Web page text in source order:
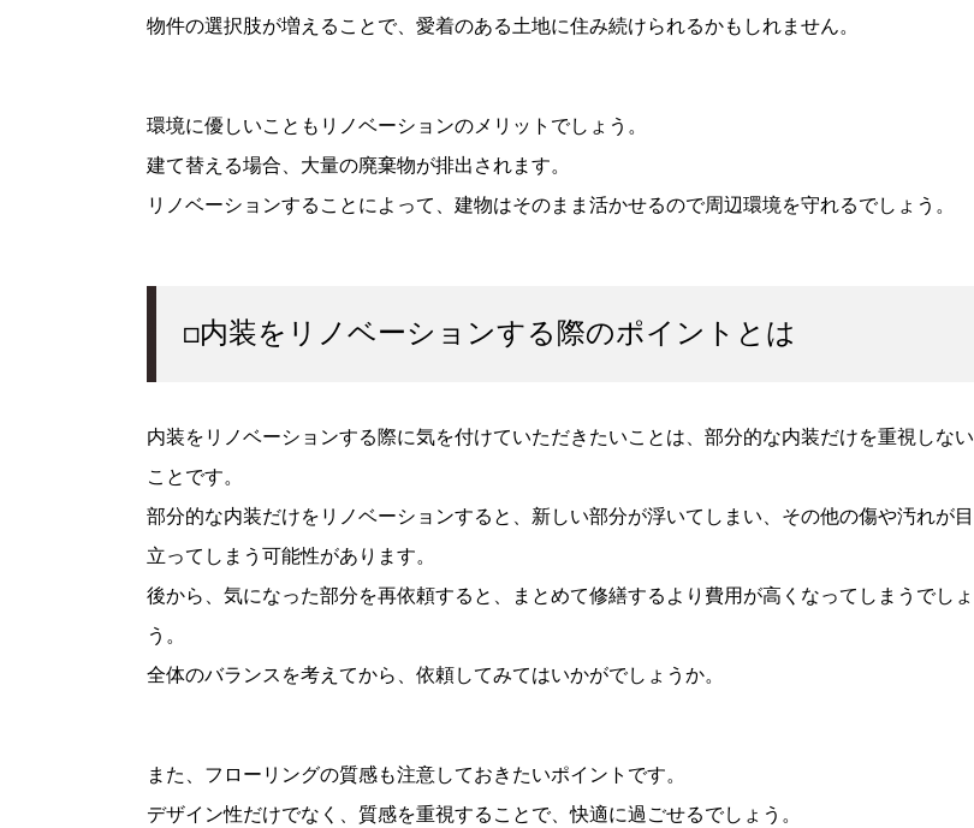
物件の選択肢が増えることで、愛着のある土地に住み続けられるかもしれません。
環境に優しいこともリノベーションのメリットでしょう。
建て替える場合、大量の廃棄物が排出されます。
リノベーションすることによって、建物はそのまま活かせるので周辺環境を守れるでしょう。
□内装をリノベーションする際のポイントとは
内装をリノベーションする際に気を付けていただきたいことは、部分的な内装だけを重視しない
ことです。
部分的な内装だけをリノベーションすると、新しい部分が浮いてしまい、その他の傷や汚れが目
立ってしまう可能性があります。
後から、気になった部分を再依頼すると、まとめて修繕するより費用が高くなってしまうでしょ
う。
全体のバランスを考えてから、依頼してみてはいかがでしょうか。
また、フローリングの質感も注意しておきたいポイントです。
デザイン性だけでなく、質感を重視することで、快適に過ごせるでしょう。